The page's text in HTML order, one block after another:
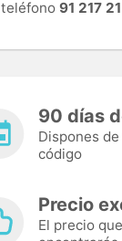
teléfono 91 217
90 días
Dispones
código
Precio
El precio